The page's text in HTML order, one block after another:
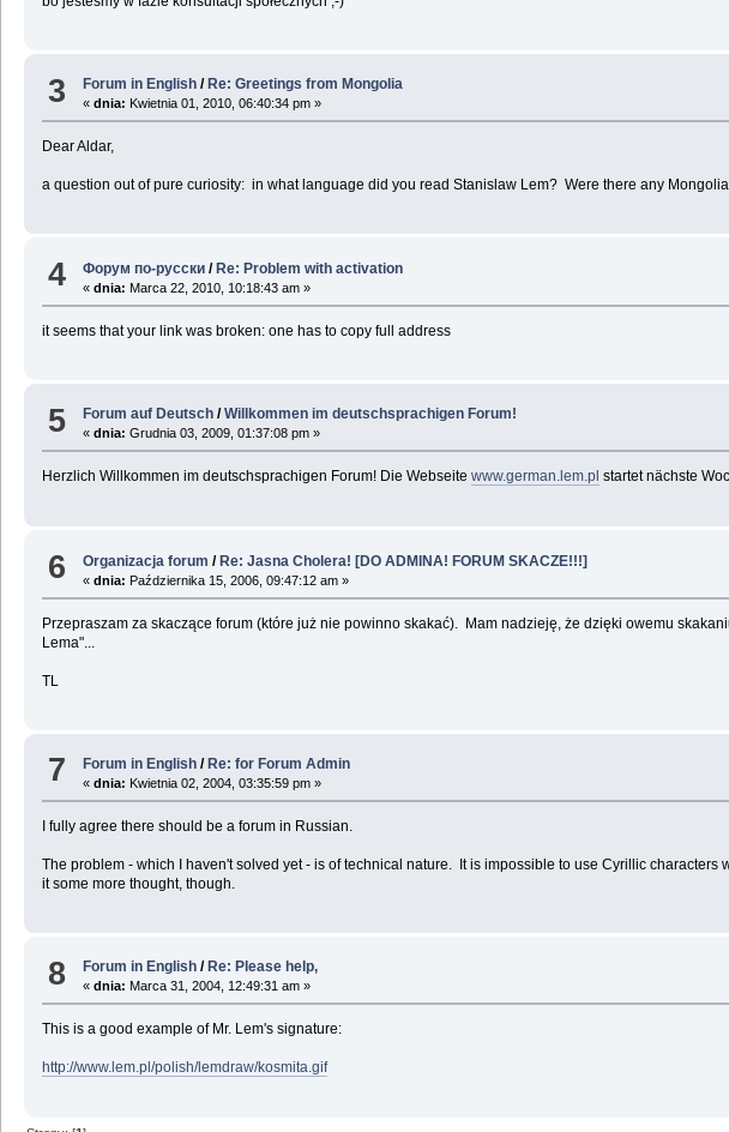
3 Forum in English / Re: Greetings from Mongolia
«dnia: Kwietnia 01, 2010, 06:40:34 pm »
Dear Aldar,
a question out of pure curiosity: in what language did you read Stanislaw Lem? Were there any
4 Форум по-русски /Re: Problem with activation
«dnia: Marca 22, 2010, 10:18:43 am »
it seems that your link was broken: one has to copy full address
5 Forum auf Deutsch /Willkommen im deutschsprachigen Forum!
«dnia: Grudnia 03, 2009, 01:37:08 pm »
Herzlich Willkommen im deutschsprachigen Forum! Die Webseite www.german.lem.pl startet nächste
6 Organizacja forum /Re: Jasna Cholera! [DO ADMINA! FORUM SKACZE!!!]
«dnia: Października 15, 2006, 09:47:12 am »
Przepraszam za skaczące forum (które już nie powinno skakać). Mam nadzieję, że dzięki owemu
Lema"...
TL
7 Forum in English / Re: for Forum Admin
«dnia: Kwietnia 02, 2004, 03:35:59 pm »
I fully agree there should be a forum in Russian.
The problem - which I haven't solved yet - is of technical nature. It is impossible to use Cyrillic
it some more thought, though.
8 Forum in English / Re: Please help,
«dnia: Marca 31, 2004, 12:49:31 am »
This is a good example of Mr. Lem's signature:
http://www.lem.pl/polish/lemdraw/kosmita.gif